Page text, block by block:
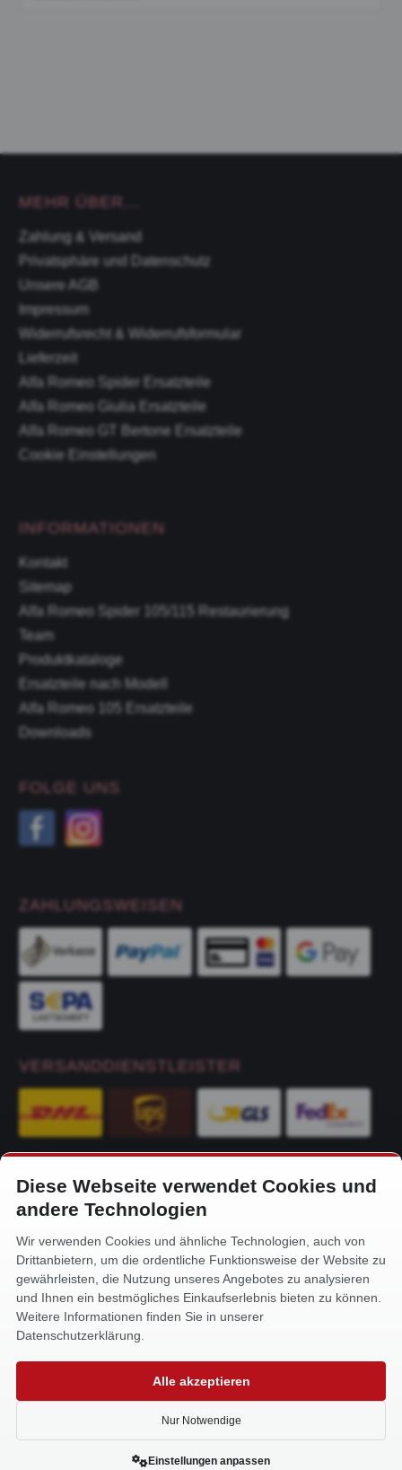
MEHR ÜBER...
Zahlung & Versand
Privatsphäre und Datenschutz
Unsere AGB
Impressum
Widerrufsrecht & Widerrufsformular
Lieferzeit
Alfa Romeo Spider Ersatzteile
Alfa Romeo Giulia Ersatzteile
Alfa Romeo GT Bertone Ersatzteile
Cookie Einstellungen
INFORMATIONEN
Kontakt
Sitemap
Alfa Romeo Spider 105/115 Restaurierung
Team
Produktkataloge
Ersatzteile nach Modell
Alfa Romeo 105 Ersatzteile
Downloads
FOLGE UNS
ZAHLUNGSWEISEN
VERSANDDIENSTLEISTER
KONTAKT
Alfa-Service Hurtienne GmbH
Siemensstr. 32
59199 Bönen
+49 (0) 2383 93640
info@alfa-service.com
Whatsapp (no voice calls):
Diese Webseite verwendet Cookies und
andere Technologien
Wir verwenden Cookies und ähnliche Technologien, auch von
Drittanbietern, um die ordentliche Funktionsweise der Website zu
gewährleisten, die Nutzung unseres Angebotes zu analysieren
und Ihnen ein bestmögliches Einkaufserlebnis bieten zu können.
Weitere Informationen finden Sie in unserer
Datenschutzerklärung.
Alle akzeptieren
Nur Notwendige
Einstellungen anpassen